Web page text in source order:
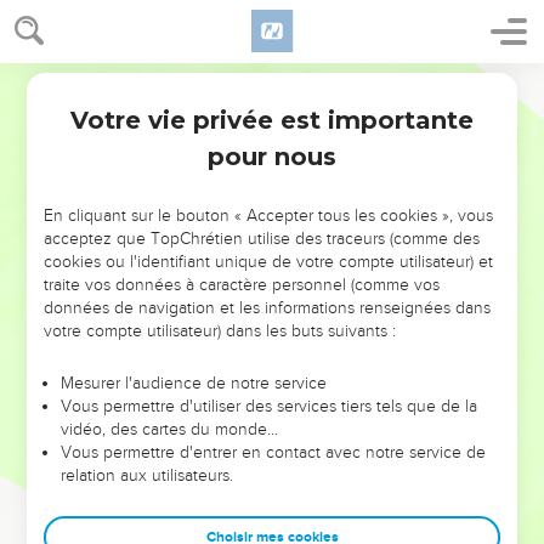
NE MANQUEZ PAS L’ÉVÉNEMENT
DE L’ANNÉE !
ET SI LEURS ERREURS POUVAIENT VOUS ÉVITER LES
VOTRES ?
leur foi ou leur vision. Mais on voit moins les doutes, les erreurs
et les saisons difficiles qu'ils ont traversés, alors même que ce
sont elles qui les ont façonnés.
Dans cette conférence, leaders, entrepreneurs, et responsables
clés pour avancer avec plus de sagesse afin que leurs erreurs
Votre vie privée est importante
pour nous
En cliquant sur le bouton « Accepter tous les cookies », vous
acceptez que TopChrétien utilise des traceurs (comme des
cookies ou l'identifiant unique de votre compte utilisateur) et
traite vos données à caractère personnel (comme vos
données de navigation et les informations renseignées dans
votre compte utilisateur) dans les buts suivants :
Mesurer l'audience de notre service
Vous permettre d'utiliser des services tiers tels que de la
vidéo, des cartes du monde…
Vous permettre d'entrer en contact avec notre service de
relation aux utilisateurs.
Choisir mes cookies